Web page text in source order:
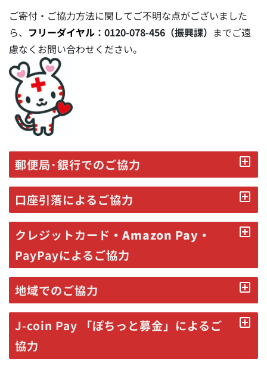
ご寄付・ご協力方法に関してご不明な点がございました
ら、 フリーダイヤル ：0120-078-456（振興課） までご遠
慮なくお問い合わせください。
郵便局･銀行でのご協力
口座引落によるご協力
クレジットカード ・Amazon Pay・
PayPayによるご協力
地域でのご協力
J-coin Pay 「ぽちっと募金」によるご
協力